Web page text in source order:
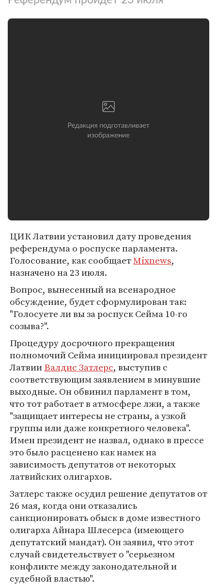
ЦИК Латвии установил дату проведения
референдума о роспуске парламента.
Голосование, как сообщаетMixnews,
назначено на 23 июля.
Вопрос, вынесенный на всенародное
обсуждение, будет сформулирован так:
"Голосуете ли вы за роспуск Сейма 10-го
созыва?".
Процедуру досрочного прекращения
полномочий Сейма инициировал президент
ЛатвииВалдис Затлерс, выступив с
соответствующим заявлением в минувшие
выходные. Он обвинил парламент в том,
что тот работает в атмосфере лжи, а также
"защищает интересы не страны, а узкой
группы или даже конкретного человека".
Имен президент не назвал, однако в прессе
это было расценено как намек на
зависимость депутатов от некоторых
латвийских олигархов.
Затлерс также осудил решение депутатов от
26 мая, когда они отказались
санкционировать обыск в доме известного
олигарха Айнара Шлесерса (имеющего
депутатский мандат). Он заявил, что этот
случай свидетельствует о "серьезном
конфликте между законодательной и
судебной властью".